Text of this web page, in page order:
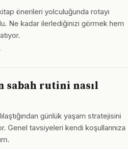
önerileri yolculuğunda rotayı
Ne kadar ilerlediğinizi görmek hem
sabah rutini nasıl
günlük yaşam stratejisini
Genel tavsiyeleri kendi koşullarınıza